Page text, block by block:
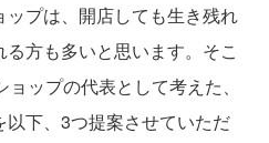
プは、開店しても生き残れ
方も多いと思います。そこ
ップの代表として考えた、
下、3つ提案させていただ